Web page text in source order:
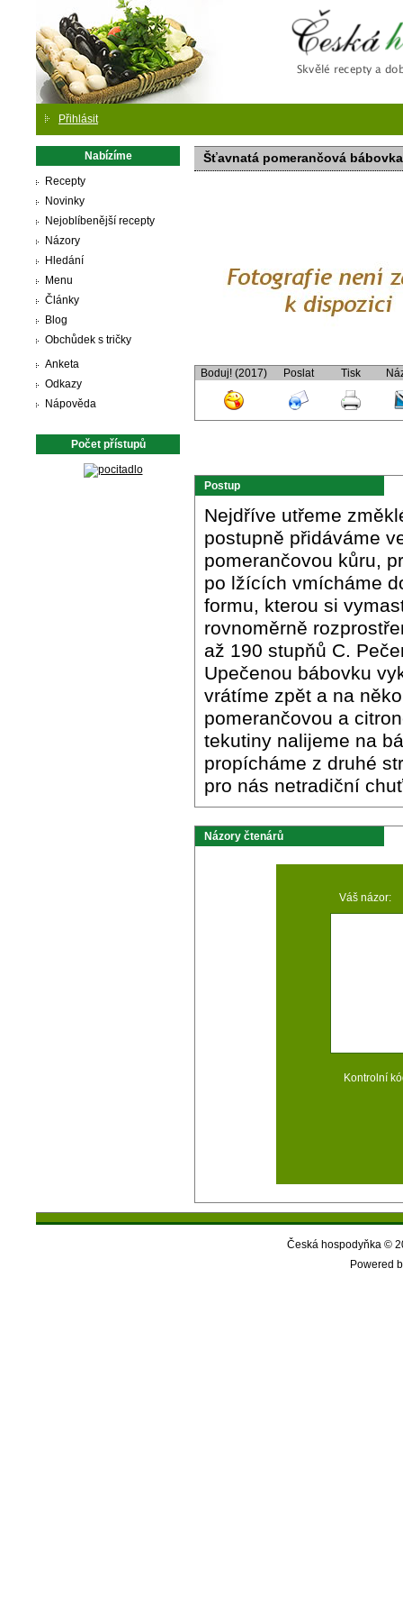
Přihlásit
Nabízíme
Recepty
Novinky
Nejoblíbenější recepty
Názory
Hledání
Menu
Články
Blog
Obchůdek s tričky
Anketa
Odkazy
Nápověda
Počet přístupů
Šťavnatá pomerančová bábovka
Boduj! (2017) Poslat Tisk
Postup
Nejdříve utřeme
postupně přidáváme
pomerančovou kůru,
po lžících vmícháme
formu, kterou si
rovnoměrně
až 190 stupňů C.
Upečenou bábovku
vrátíme zpět a na
pomerančovou a
tekutiny nalijeme na
propícháme z druhé
pro nás netradiční
Názory čtenárů
Váš názor:
Kontrolní
Česká hospodyňka ©
Powered